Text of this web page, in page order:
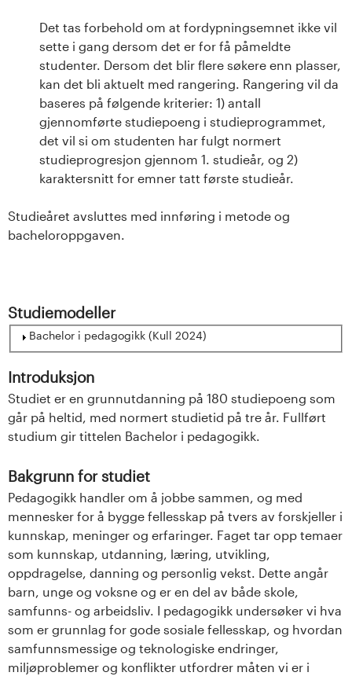
Det tas forbehold om at fordypningsemnet ikke vil
sette i gang dersom det er for få påmeldte
studenter. Dersom det blir flere søkere enn plasser,
kan det bli aktuelt med rangering. Rangering vil da
baseres på følgende kriterier: 1) antall
gjennomførte studiepoeng i studieprogrammet,
det vil si om studenten har fulgt normert
studieprogresjon gjennom 1. studieår, og 2)
karaktersnitt for emner tatt første studieår.
Studieåret avsluttes med innføring i metode og
bacheloroppgaven.
Studiemodeller
Vis
Bachelor i pedagogikk (Kull 2024)
Introduksjon
Studiet er en grunnutdanning på 180 studiepoeng som
går på heltid, med normert studietid på tre år. Fullført
studium gir tittelen Bachelor i pedagogikk.
Bakgrunn for studiet
Pedagogikk handler om å jobbe sammen, og med
mennesker for å bygge fellesskap på tvers av forskjeller i
kunnskap, meninger og erfaringer. Faget tar opp temaer
som kunnskap, utdanning, læring, utvikling,
oppdragelse, danning og personlig vekst. Dette angår
barn, unge og voksne og er en del av både skole,
samfunns- og arbeidsliv. I pedagogikk undersøker vi hva
som er grunnlag for gode sosiale fellesskap, og hvordan
samfunnsmessige og teknologiske endringer,
miljøproblemer og konflikter utfordrer måten vi er i